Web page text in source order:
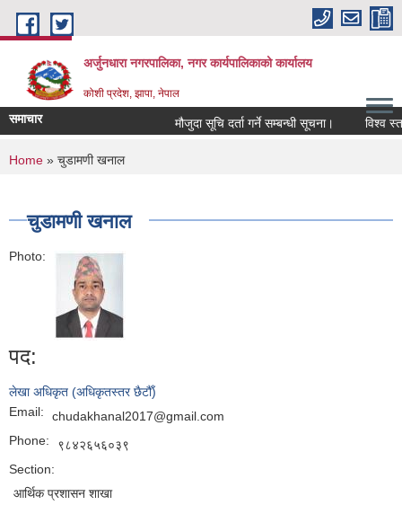
Skip to main content
अर्जुनधारा नगरपालिका, नगर कार्यपालिकाको कार्यालय
कोशी प्रदेश, झापा, नेपाल
समाचार मौजुदा सूचि दर्ता गर्ने सम्बन्धी सूचना। विश्व
You are here
Home » चुडामणी खनाल
चुडामणी खनाल
Photo:
पद:
लेखा अधिकृत (अधिकृतस्तर छैटौँ)
Email:
chudakhanal2017@gmail.com
Phone:
९८४२६५६०३९
Section:
आर्थिक प्रशासन शाखा